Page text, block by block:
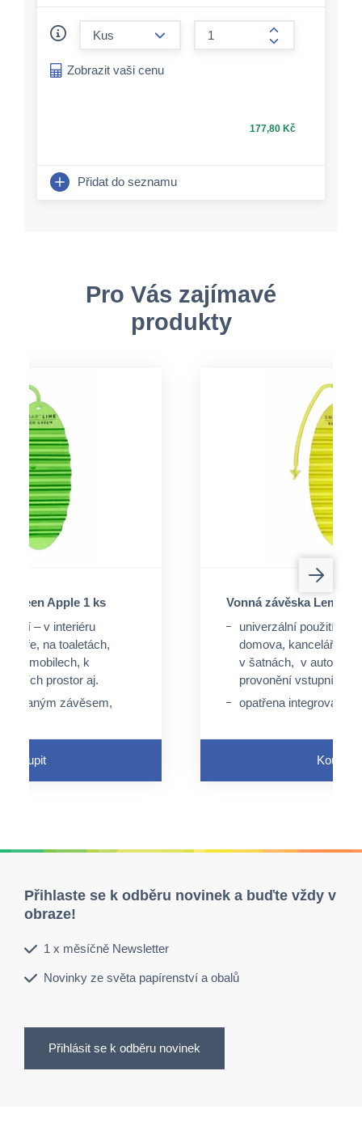
form.increase-
Zobrazit vaši cenu
177,80 Kč
Přidat do seznamu
Pro Vás zajímavé
produkty
Green Apple 1 ks
– v interiéru
na toaletách,
automobilech, k
prostor aj.
závěsem,
otvor a pružný
průtokem tekutin
Koupit
Vonná závěska Lemon
univerzální použití – v
domova, kanceláře,
v šatnách, v
provonění vstupních
opatřena
využít perforovaný
neaktivuje se
Koupit
Přihlaste se k odběru novinek a buďte vždy v
obraze!
1 x měsíčně Newsletter
Novinky ze světa papírenství a obalů
Přihlásit se k odběru novinek